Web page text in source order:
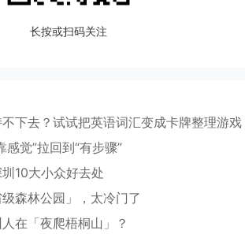
长按或扫码关注
下去？试试把英语词汇变成卡牌整理游戏
感觉”拉回到“有步骤”
10大小众好去处
森林公园」，太冷门了
在「夜爬梧桐山」？